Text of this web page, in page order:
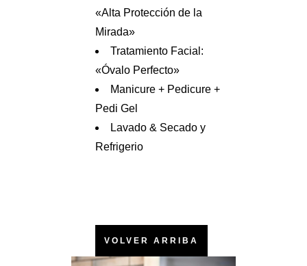
«Alta Protección de la
Mirada»
Tratamiento Facial:
«Óvalo Perfecto»
Manicure + Pedicure +
Pedi Gel
Lavado & Secado y
Refrigerio
VOLVER ARRIBA